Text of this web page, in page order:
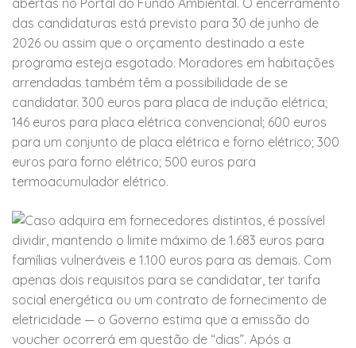
abertas no Portal do Fundo Ambiental. O encerramento
das candidaturas está previsto para 30 de junho de
2026 ou assim que o orçamento destinado a este
programa esteja esgotado. Moradores em habitações
arrendadas também têm a possibilidade de se
candidatar. 300 euros para placa de indução elétrica;
146 euros para placa elétrica convencional; 600 euros
para um conjunto de placa elétrica e forno elétrico; 300
euros para forno elétrico; 500 euros para
termoacumulador elétrico.
Caso adquira em fornecedores distintos, é possível
dividir, mantendo o limite máximo de 1.683 euros para
famílias vulneráveis e 1.100 euros para as demais. Com
apenas dois requisitos para se candidatar, ter tarifa
social energética ou um contrato de fornecimento de
eletricidade — o Governo estima que a emissão do
voucher ocorrerá em questão de “dias”. Após a